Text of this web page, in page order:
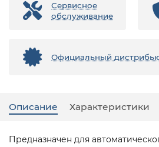
Сервисное
обслуживание
Официальный
Описание Характеристики
Предназначен для